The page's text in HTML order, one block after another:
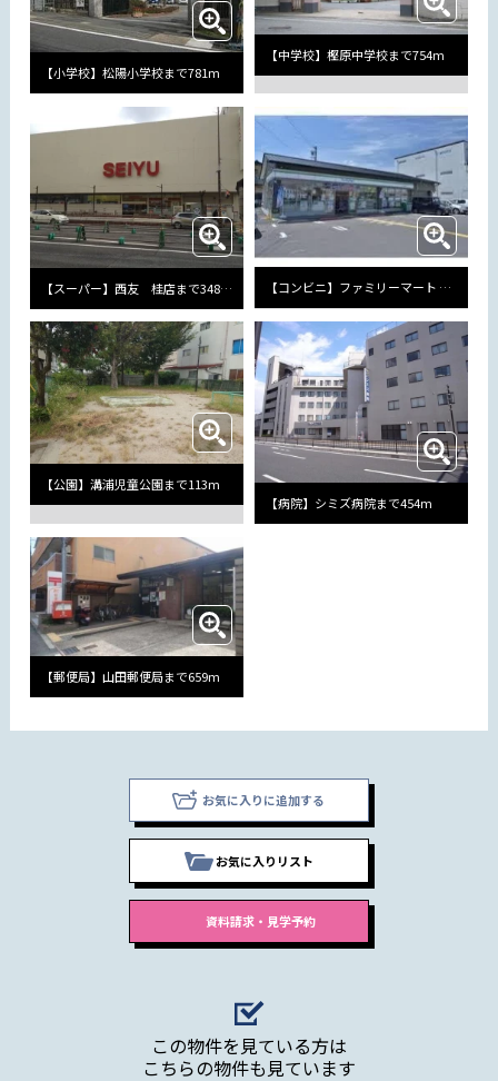
【小学校】松陽小学校まで781m
【中学校】樫原中学校まで754m
【スーパー】西友 桂店まで348m 【コンビニ】ファミリーマート 西京御陵溝浦店まで107m
【公園】溝浦児童公園まで113m
【病院】シミズ病院まで454m
【郵便局】山田郵便局まで659m
お気に入りに追加する
お気に入りリスト
この物件を見ている方は
こちらの物件も見ています